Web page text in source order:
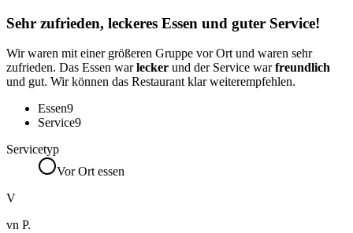
Sehr zufrieden, leckeres Essen und guter Service!
Wir waren mit einer größeren Gruppe vor Ort und waren sehr
zufrieden. Das Essen warlecker und der Service warfreundlich
und gut. Wir können das Restaurant klar weiterempfehlen.
Essen9
Service9
Servicetyp
Vor Ort essen
V
vn P.